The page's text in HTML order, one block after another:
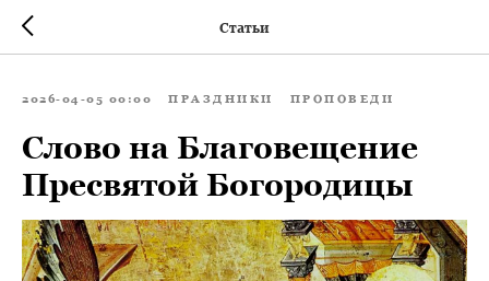
Статьи
2026-04-05 00:00 ПРАЗДНИКИ ПРОПОВЕДИ
Слово на Благовещение
Пресвятой Богородицы